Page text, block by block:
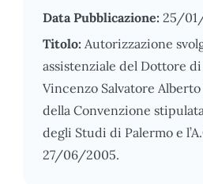
Data Pubblicazione: 25/
Titolo: Autorizzazione
assistenziale del Dottore
Vincenzo Salvatore
della Convenzione
degli Studi di Palermo e
27/06/2005.